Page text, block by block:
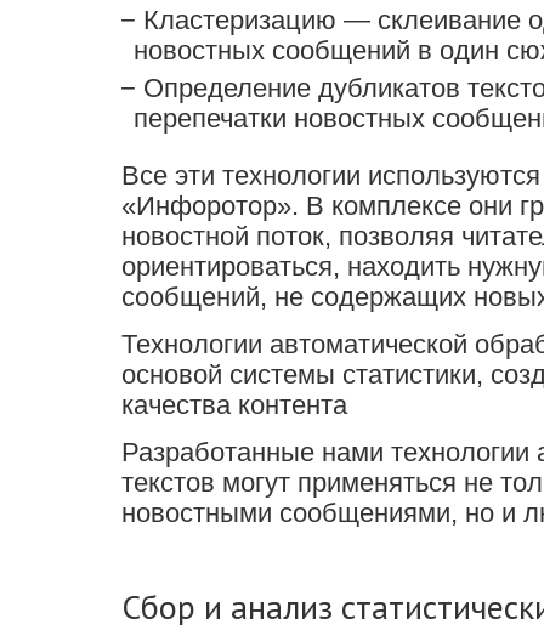
Кластеризацию — склеивание
новостных сообщений в один
Определение дубликатов
перепечатки новостных
Все эти технологии
«Инфоротор». В комплексе они
новостной поток, позволяя
ориентироваться, находить
сообщений, не содержащих
Технологии автоматической
основой системы статистики,
качества контента
Разработанные нами технологии
текстов могут применяться не
новостными сообщениями, но и
Сбор и анализ